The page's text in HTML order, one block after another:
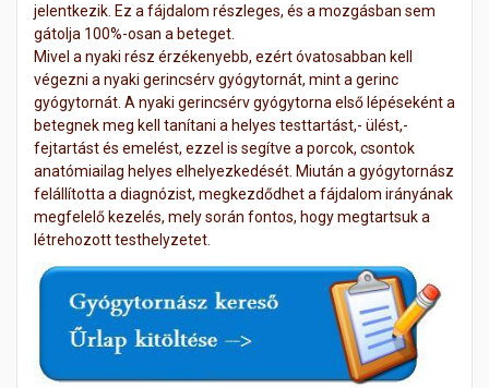
jelentkezik. Ez a fájdalom részleges, és a mozgásban sem
gátolja 100%-osan a beteget.
Mivel a nyaki rész érzékenyebb, ezért óvatosabban kell
végezni a nyaki gerincsérv gyógytornát, mint a gerinc
gyógytornát. A nyaki gerincsérv gyógytorna első lépéseként a
betegnek meg kell tanítani a helyes testtartást,- ülést,-
fejtartást és emelést, ezzel is segítve a porcok, csontok
anatómiailag helyes elhelyezkedését. Miután a gyógytornász
felállította a diagnózist, megkezdődhet a fájdalom irányának
megfelelő kezelés, mely során fontos, hogy megtartsuk a
létrehozott testhelyzetet.